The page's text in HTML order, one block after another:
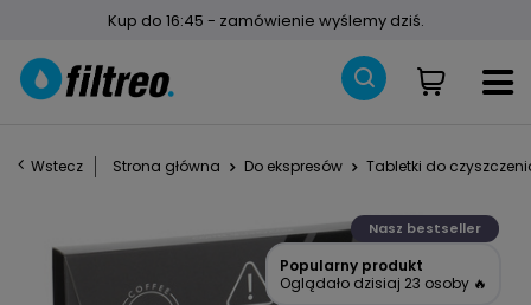
Kup do 16:45 - zamówienie wyślemy dziś.
Wstecz Strona główna Do ekspresów Tabletki do
Nasz bestseller
Popularny produkt
Oglądało dzisiaj 23 osoby 🔥